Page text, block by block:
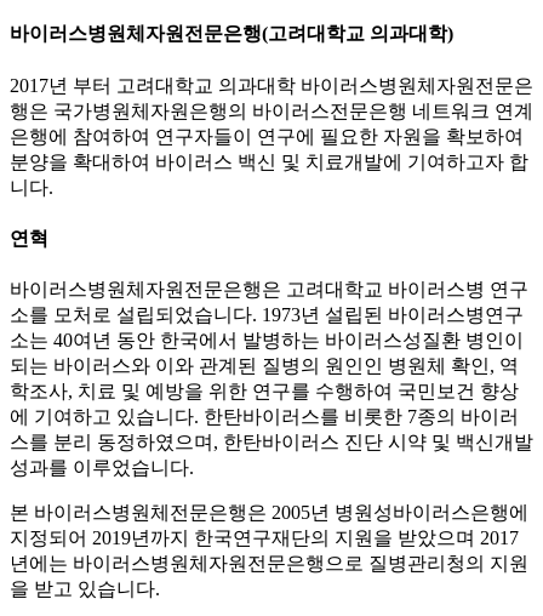
바이러스병원체자원전문은행(고려대학교 의과대학)
2017년 부터 고려대학교 의과대학 바이러스병원체자원전문은
행은 국가병원체자원은행의 바이러스전문은행 네트워크 연계
은행에 참여하여 연구자들이 연구에 필요한 자원을 확보하여
분양을 확대하여 바이러스 백신 및 치료개발에 기여하고자 합
니다.
연혁
바이러스병원체자원전문은행은 고려대학교 바이러스병 연구
소를 모처로 설립되었습니다. 1973년 설립된 바이러스병연구
소는 40여년 동안 한국에서 발병하는 바이러스성질환 병인이
되는 바이러스와 이와 관계된 질병의 원인인 병원체 확인, 역
학조사, 치료 및 예방을 위한 연구를 수행하여 국민보건 향상
에 기여하고 있습니다. 한탄바이러스를 비롯한 7종의 바이러
스를 분리 동정하였으며, 한탄바이러스 진단 시약 및 백신개발
성과를 이루었습니다.
본 바이러스병원체전문은행은 2005년 병원성바이러스은행에
지정되어 2019년까지 한국연구재단의 지원을 받았으며 2017
년에는 바이러스병원체자원전문은행으로 질병관리청의 지원
을 받고 있습니다.